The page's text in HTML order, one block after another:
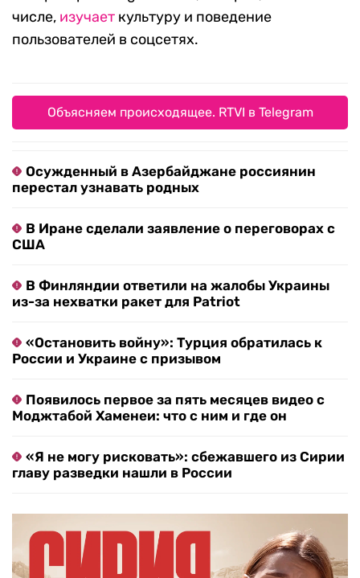
числе, изучает культуру и поведение
пользователей в соцсетях.
Объясняем происходящее. RTVI в Telegram
Осужденный в Азербайджане россиянин
перестал узнавать родных
В Иране сделали заявление о переговорах с
США
В Финляндии ответили на жалобы Украины
из-за нехватки ракет для Patriot
«Остановить войну»: Турция обратилась к
России и Украине с призывом
Появилось первое за пять месяцев видео с
Моджтабой Хаменеи: что с ним и где он
«Я не могу рисковать»: сбежавшего из Сирии
главу разведки нашли в России